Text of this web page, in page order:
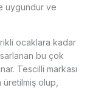
uygundur ve
ocaklara kadar
bu çok
Tescilli markası
olup,